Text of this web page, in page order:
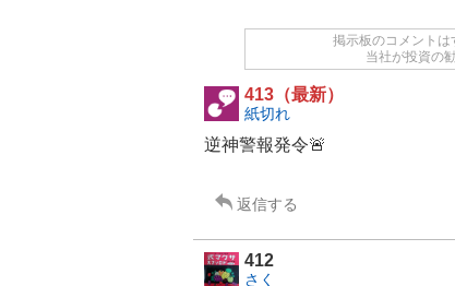
掲示板のコメントは
当社が投資の
413（最新）
紙切れ
逆神警報発令🚨
返信する
412
さく